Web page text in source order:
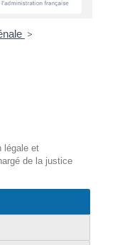
>
légale et
de la justice